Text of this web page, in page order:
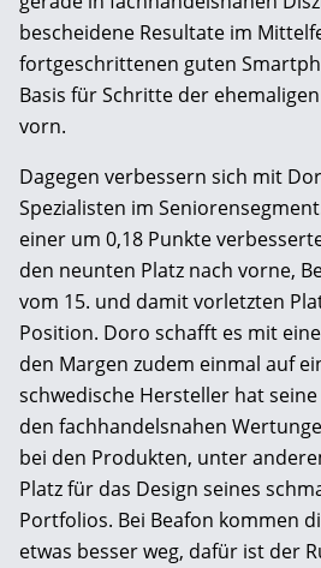
bescheidene Resultate im
fortgeschrittenen guten
Basis für Schritte der
vorn.
Dagegen verbessern sich mit
Spezialisten im
einer um 0,18 Punkte
den neunten Platz nach vorne,
vom 15. und damit vorletzten
Position. Doro schafft es mit
den Margen zudem einmal auf
schwedische Hersteller hat
den fachhandelsnahen
bei den Produkten, unter
Platz für das Design seines
Portfolios. Bei Beafon kommen
etwas besser weg, dafür ist der